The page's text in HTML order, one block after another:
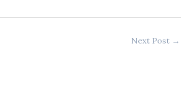
Next Post →